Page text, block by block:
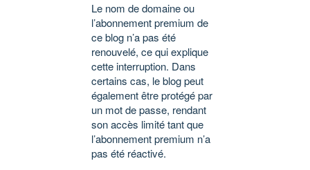
Le nom de domaine ou
l’abonnement premium de
ce blog n’a pas été
renouvelé, ce qui explique
cette interruption. Dans
certains cas, le blog peut
également être protégé par
un mot de passe, rendant
son accès limité tant que
l’abonnement premium n’a
pas été réactivé.